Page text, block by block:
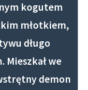
kogutem
młotkiem,
długo
Mieszkał we
demon